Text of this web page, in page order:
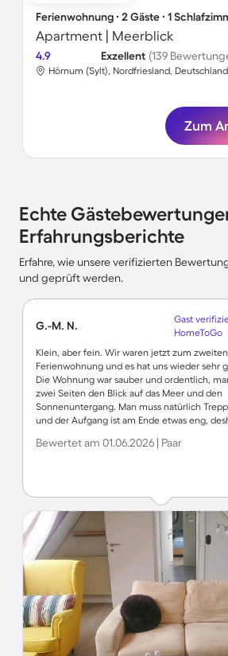
Ferienwohnung ∙ 2 Gäste ∙ 1
Apartment | Meerblick
4.9 Exzellent (139
Hörnum (Sylt), Nordfriesland, Deutschland
Zum
Echte
Erfahrungsberichte
Erfahre, wie unsere verifizierten
und geprüft werden.
G.-M. N.
Gast
HomeToGo
Klein, aber fein. Wir waren jetzt zum
Ferienwohnung und es hat uns wieder sehr
Die Wohnung war sauber und ordentlich,
zwei Seiten den Blick auf das Meer und den
Sonnenuntergang. Man muss natürlich
und der Aufgang ist am Ende etwas eng,
Vermieter sind sehr, sehr nett und sehr
Bewertet am 01.06.2026 | Paar